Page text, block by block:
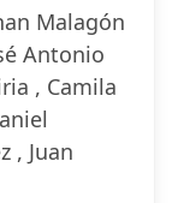
Malagón
Antonio
, Camila
, Juan